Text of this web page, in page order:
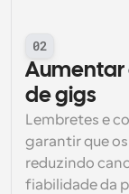
02
Aumentar
de gigs
Lembretes e
garantir que
reduzindo
fiabilidade da